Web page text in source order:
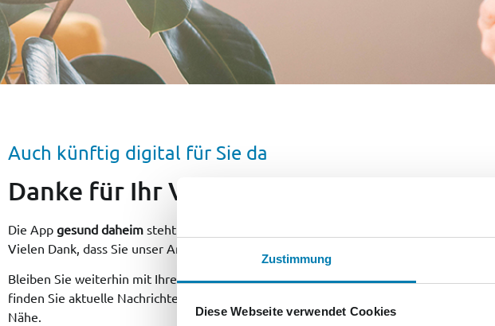
Zustimmung
Diese Webseite verwendet Cookies
Auch künftig digital für Sie da
Danke für Ihr Vertrauen
Die App gesund daheim steht ab dem 1. Juli 2026 nicht mehr zur Verfügung.
Vielen Dank, dass Sie unser Angebot genutzt haben.
Bleiben Sie weiterhin mit Ihrer Region verbunden: In derNordkurier App
finden Sie aktuelle Nachrichten, Hintergründe und Geschichten aus Ihrer
Nähe.